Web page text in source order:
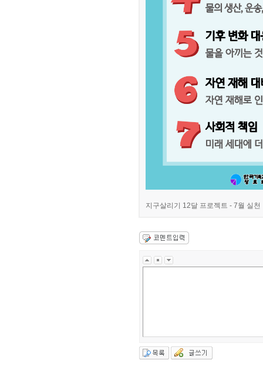
지구살리기 12달 프로젝트 - 7월 실천